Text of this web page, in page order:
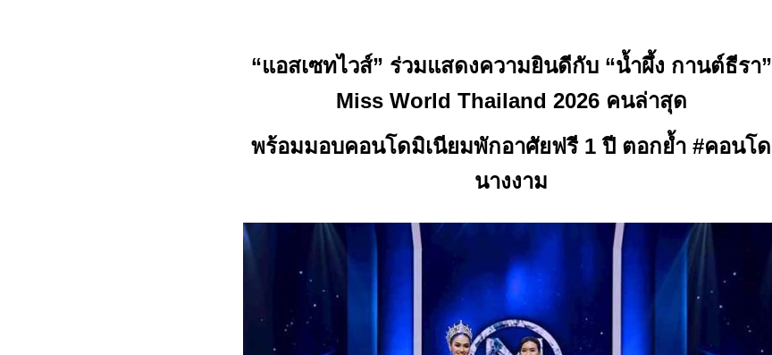
“แอสเซทไวส์” ร่วมแสดงความยินดีกับ “น้ำผึ้ง กานต์ธีรา”
Miss World Thailand 2026คนล่าสุด
พร้อมมอบคอนโดมิเนียมพักอาศัยฟรี 1ปี ตอกย้ำ #คอนโด
นางงาม